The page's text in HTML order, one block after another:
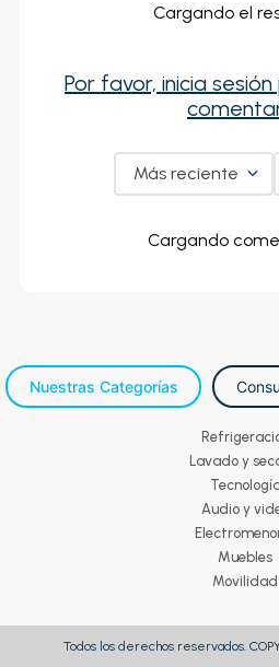
Cargando el
Por favor, inicia
Más reciente
Cargando
Nuestras Categorías
Lavado y
Audio y
Muebles
Movilidad
Todos los derechos reservados.